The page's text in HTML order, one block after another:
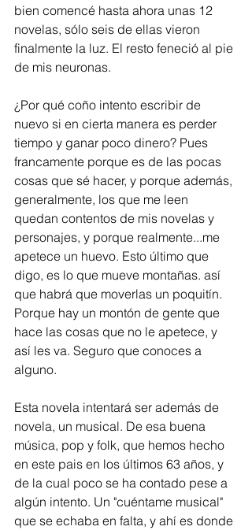
bien comencé hasta ahora unas 12
novelas, sólo seis de ellas vieron
finalmente la luz. El resto feneció al pie
de mis neuronas.
¿Por qué coño intento escribir de
nuevo si en cierta manera es perder
tiempo y ganar poco dinero? Pues
francamente porque es de las pocas
cosas que sé hacer, y porque además,
generalmente, los que me leen
quedan contentos de mis novelas y
personajes, y porque realmente...me
apetece un huevo. Esto último que
digo, es lo que mueve montañas. así
que habrá que moverlas un poquitín.
Porque hay un montón de gente que
hace las cosas que no le apetece, y
así les va. Seguro que conoces a
alguno.
Esta novela intentará ser además de
novela, un musical. De esa buena
música, pop y folk, que hemos hecho
en este pais en los últimos 63 años, y
de la cual poco se ha contado pese a
algún intento. Un "cuéntame musical"
que se echaba en falta, y ahí es donde